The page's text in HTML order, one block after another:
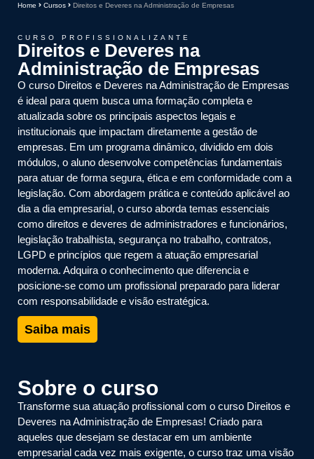
Home Cursos Direitos e Deveres na Administração de Empresas
CURSO PROFISSIONALIZANTE
Direitos e Deveres na
Administração de Empresas
O curso Direitos e Deveres na Administração de Empresas
é ideal para quem busca uma formação completa e
atualizada sobre os principais aspectos legais e
institucionais que impactam diretamente a gestão de
empresas. Em um programa dinâmico, dividido em dois
módulos, o aluno desenvolve competências fundamentais
para atuar de forma segura, ética e em conformidade com a
legislação. Com abordagem prática e conteúdo aplicável ao
dia a dia empresarial, o curso aborda temas essenciais
como direitos e deveres de administradores e funcionários,
legislação trabalhista, segurança no trabalho, contratos,
LGPD e princípios que regem a atuação empresarial
moderna. Adquira o conhecimento que diferencia e
posicione-se como um profissional preparado para liderar
com responsabilidade e visão estratégica.
Saiba mais
Sobre o curso
Transforme sua atuação profissional com o curso Direitos e
Deveres na Administração de Empresas! Criado para
aqueles que desejam se destacar em um ambiente
empresarial cada vez mais exigente, o curso traz uma visão